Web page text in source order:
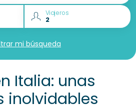
Viajeros
mi búsqueda
Italia: unas
inolvidables